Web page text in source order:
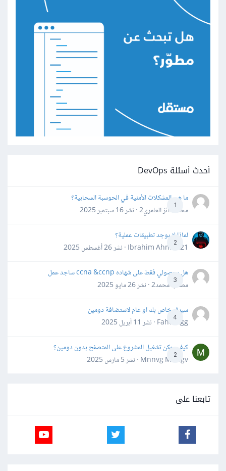
أحدث أسئلة DevOps
1
ما هي المشكلات الأمنية في الحوسبة السحابية؟
محمد فائز العامري2 · نشر
16 سبتمبر 2025
2
لماذا لا يوجد تطبيقات عملية؟
Ibrahim Ahmed21 · نشر
26 أغسطس 2025
3
هل بحصولي فقط على شهاده ccna &ccnp ساجد عمل
مصعب محمد2 · نشر
26 مايو 2025
4
سيرفر خاص بك او عام لاستضافة دومين
Fahd Ggg · نشر
11 أبريل 2025
2
كيف يمكن تشغيل المشروع على المتصفح بدون دومين؟
Mnnvg Mnbgv · نشر
5 مارس 2025
تابعنا على